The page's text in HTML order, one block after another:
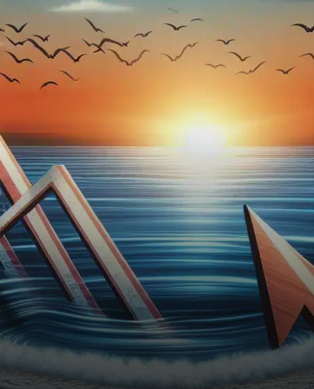
Le 10 décembre 2025, la
Réserve fédérale a décidé de
diminuer le taux des fonds
fédéraux d’un quart de point,…